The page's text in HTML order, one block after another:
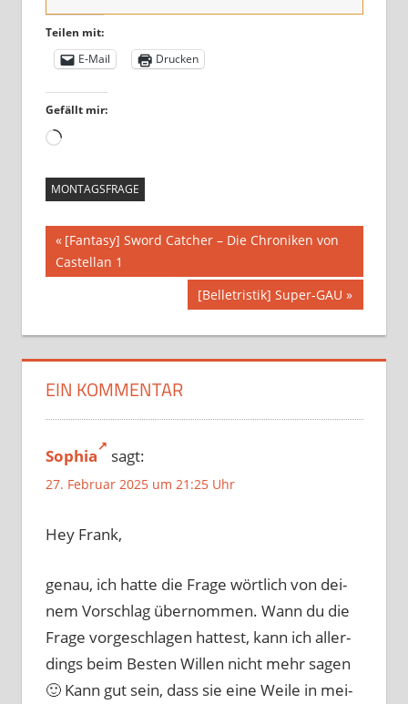
Teilen mit:
E‑Mail
Drucken
Gefällt mir:
MONTAGSFRAGE
[Fantasy] Sword Catcher – Die Chroniken von
Castellan 1
[Belletristik] Super-GAU
EIN KOMMENTAR
Sophia sagt:
27. Februar 2025 um 21:25 Uhr
Hey Frank,
genau, ich hat­te die Frage wört­lich von dei­
nem Vorschlag über­nom­men. Wann du die
Frage vor­ge­schla­gen hat­test, kann ich aller­
dings beim Besten Willen nicht mehr sagen
🙂 Kann gut sein, dass sie eine Weile in mei­